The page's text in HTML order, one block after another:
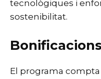
tecnològiques i
sostenibilitat.
El programa